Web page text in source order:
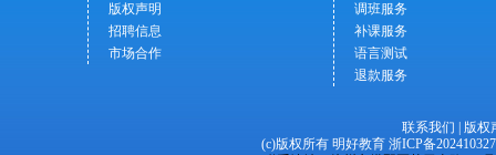
版权声明
招聘信息
市场合作
调班服务
补课服务
语言测试
退款服务
联系我们
版权
(c)版权所有 明好教育 浙ICP备